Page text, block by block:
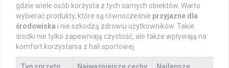
gdzie wiele osób korzysta z tych samych obiektów. Warto
wybierać produkty, które są równocześnie przyjazne dla
środowiska i nie szkodzą zdrowiu użytkowników. Takie
środki nie tylko zapewniają czystość, ale także wpływają na
komfort korzystania z hali sportowej.
Typ sprzętu Najważniejsze cechy
Najlepsze